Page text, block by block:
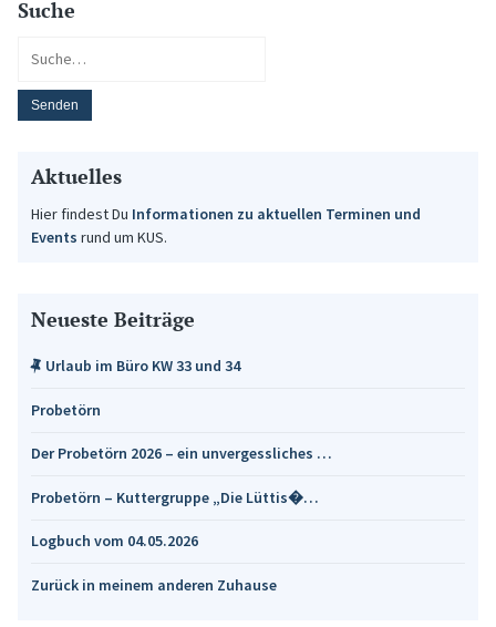
Suche
Aktuelles
Hier findest Du Informationen zu aktuellen Terminen und
Events rund um KUS.
Neueste Beiträge
Urlaub im Büro KW 33 und 34
Probetörn
Der Probetörn 2026 – ein unvergessliches …
Probetörn – Kuttergruppe „Die Lüttis�…
Logbuch vom 04.05.2026
Zurück in meinem anderen Zuhause